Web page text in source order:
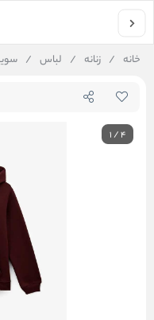
خانه / زنانه / لباس /
1/4